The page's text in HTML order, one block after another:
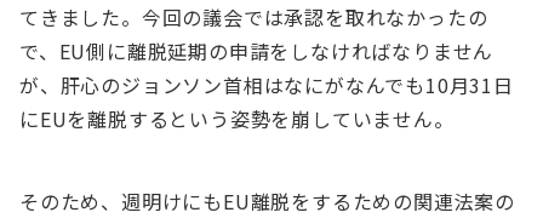
てきました。今回の議会では承認を取れなかったの
で、EU側に離脱延期の申請をしなければなりません
が、肝心のジョンソン首相はなにがなんでも10月31日
にEUを離脱するという姿勢を崩していません。
そのため、週明けにもEU離脱をするための関連法案の